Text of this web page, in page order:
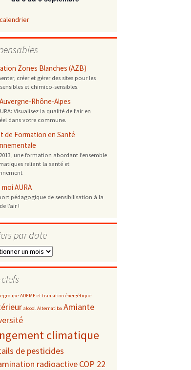
Zones Blanches (AZB)
créer et gérer des sites pour les
et chimico-sensibles.
Rhône-Alpes
Visualisez la qualité de l’air en
dans votre commune.
de Formation en Santé
une formation abordant l’ensemble
reliant la santé et
AURA
pédagogique de sensibilisation à la
l’air !
par date
groupe ADEME et transition énergétique
alcool Alternatiba Amiante
climatique
de pesticides
radioactiveCOP 22